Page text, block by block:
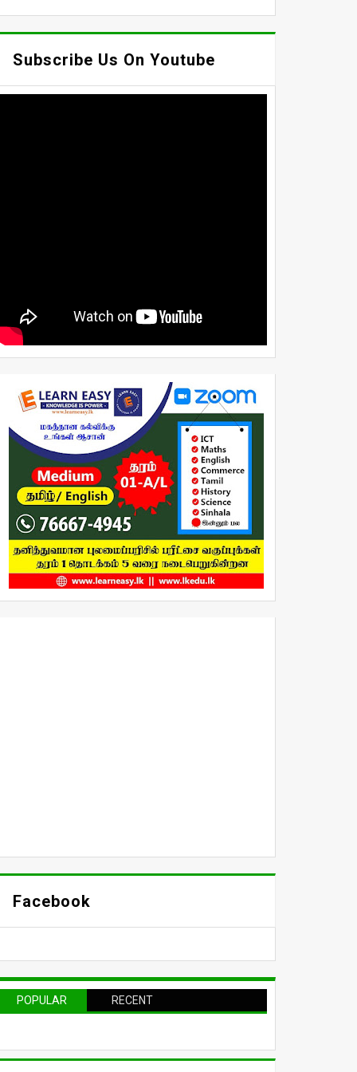
Subscribe Us On Youtube
Facebook
POPULAR RECENT